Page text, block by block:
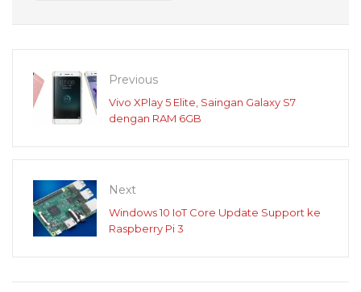
Previous
Vivo XPlay 5 Elite, Saingan Galaxy S7
dengan RAM 6GB
Next
Windows 10 IoT Core Update Support ke
Raspberry Pi 3